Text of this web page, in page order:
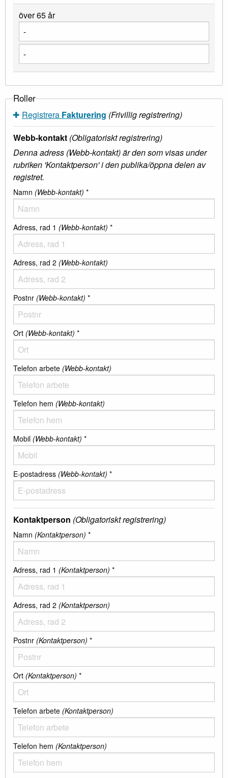
över 65 år
Roller
Registrera Fakturering (Frivillig registrering)
Webb-kontakt (Obligatoriskt registrering)
Denna adress (Webb-kontakt) är den som visas under
rubriken 'Kontaktperson' i den publika/öppna delen av
registret.
Namn (Webb-kontakt) *
Adress, rad 1 (Webb-kontakt) *
Adress, rad 2 (Webb-kontakt)
Postnr (Webb-kontakt) *
Ort (Webb-kontakt) *
Telefon arbete (Webb-kontakt)
Telefon hem (Webb-kontakt)
Mobil (Webb-kontakt) *
E-postadress (Webb-kontakt) *
Kontaktperson (Obligatoriskt registrering)
Namn (Kontaktperson) *
Adress, rad 1 (Kontaktperson) *
Adress, rad 2 (Kontaktperson)
Postnr (Kontaktperson) *
Ort (Kontaktperson) *
Telefon arbete (Kontaktperson)
Telefon hem (Kontaktperson)